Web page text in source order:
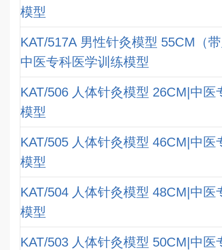
模型
KAT/517A 男性针灸模型 55CM（
中医专科医学训练模型
KAT/506 人体针灸模型 26CM|中医
模型
KAT/505 人体针灸模型 46CM|中医
模型
KAT/504 人体针灸模型 48CM|中医
模型
KAT/503 人体针灸模型 50CM|中医